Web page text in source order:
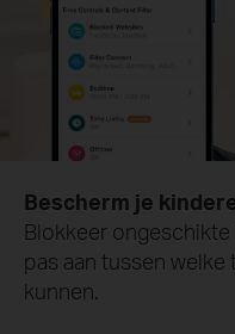
Bescherm je
Blokkeer
pas aan tussen
kunnen.